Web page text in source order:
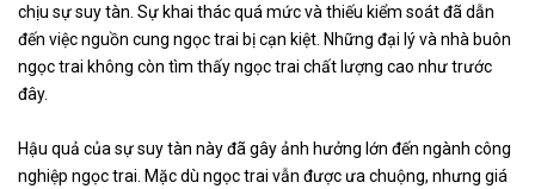
chịu sự suy tàn. Sự khai thác quá mức và thiếu kiểm soát đã dẫn
đến việc nguồn cung ngọc trai bị cạn kiệt. Những đại lý và nhà buôn
ngọc trai không còn tìm thấy ngọc trai chất lượng cao như trước
đây.
Hậu quả của sự suy tàn này đã gây ảnh hưởng lớn đến ngành công
nghiệp ngọc trai. Mặc dù ngọc trai vẫn được ưa chuộng, nhưng giá